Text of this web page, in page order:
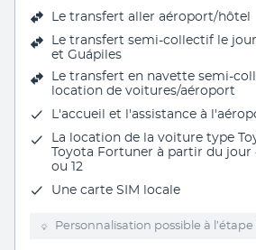
Le transfert aller aéroport/hôtel
Le transfert semi-collectif le
et Guápiles
Le transfert en navette semi-
location de voitures/aéroport
L'accueil et l'assistance à
La location de la voiture type
Toyota Fortuner à partir du jour
ou 12
Une carte SIM locale
Personnalisation possible à